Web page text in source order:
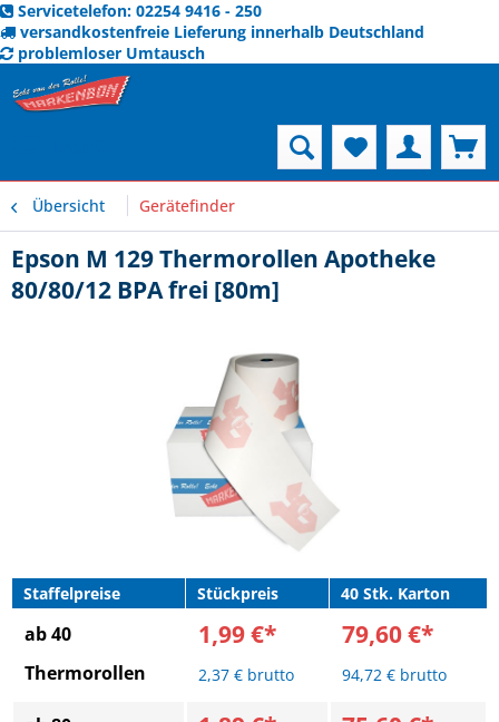
Servicetelefon: 02254 9416 - 250
versandkostenfreie Lieferung innerhalb Deutschland
problemloser Umtausch
Übersicht Gerätefinder
Epson M 129 Thermorollen Apotheke
80/80/12 BPA frei [80m]
Staffelpreise Stückpreis 40 Stk. Karton
ab 40
Thermorollen
1,99 €*
2,37 € brutto
79,60 €*
94,72 € brutto